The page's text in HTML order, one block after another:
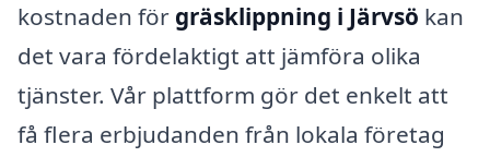
kostnaden för gräsklippning i Järvsö kan
det vara fördelaktigt att jämföra olika
tjänster. Vår plattform gör det enkelt att
få flera erbjudanden från lokala företag